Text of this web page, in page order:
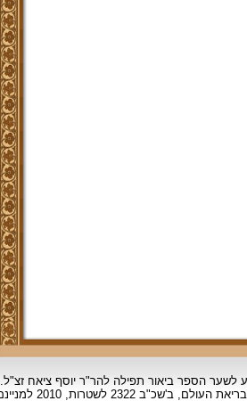
לשער הספר ביאור תפילה להר"ר יוסף ציאח זצ"ל.